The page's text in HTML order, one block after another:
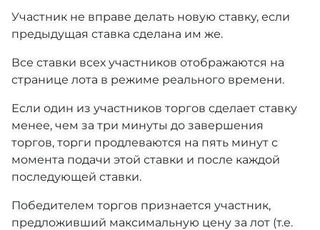
Участник не вправе делать новую ставку, если
предыдущая ставка сделана им же.
Все ставки всех участников отображаются на
странице лота в режиме реального времени.
Если один из участников торгов сделает ставку
менее, чем за три минуты до завершения
торгов, торги продлеваются на пять минут с
момента подачи этой ставки и после каждой
последующей ставки.
Победителем торгов признается участник,
предложивший максимальную цену за лот (т.е.